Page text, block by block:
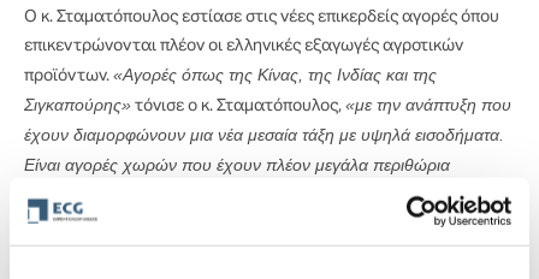
Ο κ. Σταματόπουλος εστίασε στις νέες επικερδείς αγορές όπου
επικεντρώνονται πλέον οι ελληνικές εξαγωγές αγροτικών
προϊόντων. «Αγορές όπως της Κίνας, της Ινδίας και της
Σιγκαπούρης» τόνισε ο κ. Σταματόπουλος, «με την ανάπτυξη που
έχουν διαμορφώνουν μια νέα μεσαία τάξη με υψηλά εισοδήματα.
Είναι αγορές χωρών που έχουν πλέον μεγάλα περιθώρια
κέρδους αλλά την ίδια ώρα έχουν και μεγάλο ρίσκο. Δεν είναι
εύκολες αγορές. Αύξηση τζίρου, αύξηση κέρδους σημαίνει και